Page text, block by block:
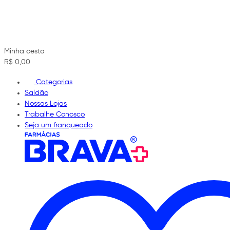
Minha cesta
R$ 0,00
Categorias
Saldão
Nossas Lojas
Trabalhe Conosco
Seja um franqueado